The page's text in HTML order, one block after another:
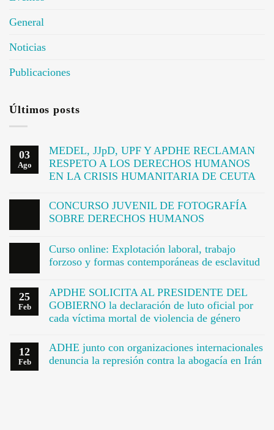
General
Noticias
Publicaciones
Últimos posts
03
Ago
MEDEL, JJpD, UPF Y APDHE RECLAMAN
RESPETO A LOS DERECHOS HUMANOS
EN LA CRISIS HUMANITARIA DE CEUTA
CONCURSO JUVENIL DE FOTOGRAFÍA
SOBRE DERECHOS HUMANOS
Curso online: Explotación laboral, trabajo
forzoso y formas contemporáneas de esclavitud
25
Feb
APDHE SOLICITA AL PRESIDENTE DEL
GOBIERNO la declaración de luto oficial por
cada víctima mortal de violencia de género
12
Feb
ADHE junto con organizaciones internacionales
denuncia la represión contra la abogacía en Irán